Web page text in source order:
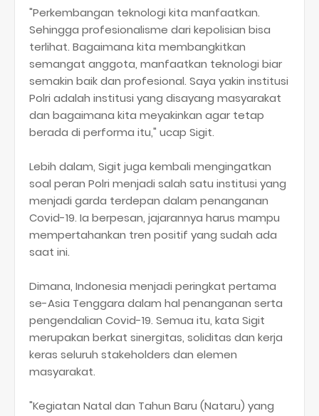
"Perkembangan teknologi kita manfaatkan.
Sehingga profesionalisme dari kepolisian bisa
terlihat. Bagaimana kita membangkitkan
semangat anggota, manfaatkan teknologi biar
semakin baik dan profesional. Saya yakin institusi
Polri adalah institusi yang disayang masyarakat
dan bagaimana kita meyakinkan agar tetap
berada di performa itu," ucap Sigit.
Lebih dalam, Sigit juga kembali mengingatkan
soal peran Polri menjadi salah satu institusi yang
menjadi garda terdepan dalam penanganan
Covid-19. Ia berpesan, jajarannya harus mampu
mempertahankan tren positif yang sudah ada
saat ini.
Dimana, Indonesia menjadi peringkat pertama
se-Asia Tenggara dalam hal penanganan serta
pengendalian Covid-19. Semua itu, kata Sigit
merupakan berkat sinergitas, soliditas dan kerja
keras seluruh stakeholders dan elemen
masyarakat.
"Kegiatan Natal dan Tahun Baru (Nataru) yang